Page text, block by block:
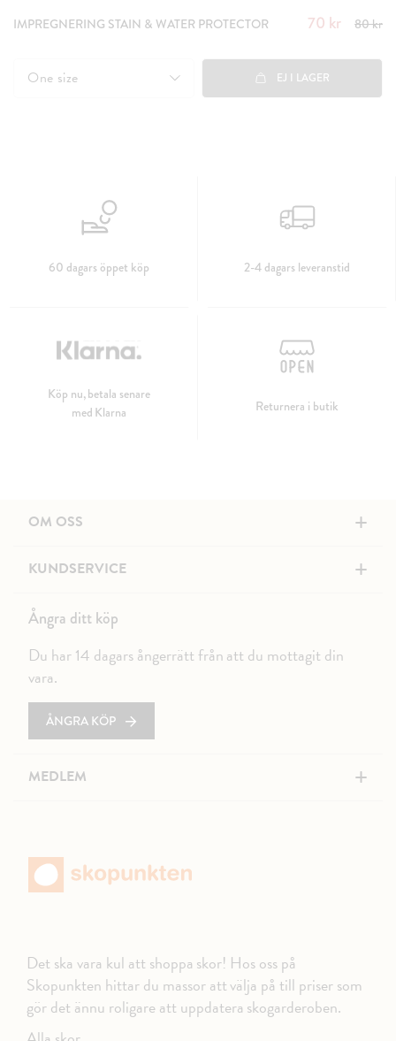
IMPREGNERING STAIN & WATER PROTECTOR
Nuvarande
Tidigare
80 kr
70 kr 80 kr
One size EJ I LAGER
60 dagars öppet köp 2-4 dagars leveranstid
Köp nu, betala senare
med Klarna
Returnera i butik
OM OSS +
KUNDSERVICE +
Ångra ditt köp
Du har 14 dagars ångerrätt från att du mottagit din
vara.
ÅNGRA KÖP
MEDLEM +
Det ska vara kul att shoppa skor! Hos oss på
Skopunkten hittar du massor att välja på till priser som
gör det ännu roligare att uppdatera skogarderoben.